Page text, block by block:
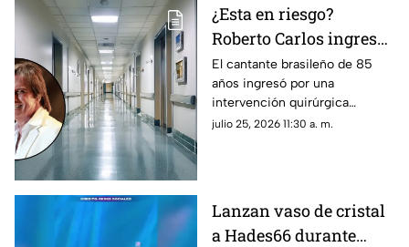
¿Esta en riesgo?
Roberto Carlos ingresa
a un hospital; esto
sabemos sobre su
estado de salud
El cantante brasileño de 85
años ingresó por una
intervención quirúrgica
programada; te contamos los
julio 25, 2026 11:30 a. m.
Lanzan vaso de cristal
a Hades66 durante